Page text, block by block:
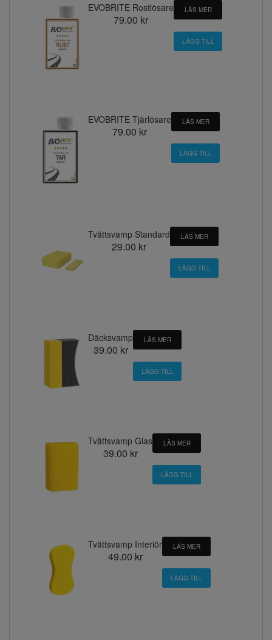
EVOBRITE Rostlösare
79.00 kr
LÄS MER
EVOBRITE Tjärlösare
79.00 kr
LÄS MER
Tvättsvamp Standard
29.00 kr
LÄS MER
Däcksvamp
39.00 kr
LÄS MER
Tvättsvamp Glas
39.00 kr
LÄS MER
Tvättsvamp Interiör
49.00 kr
LÄS MER